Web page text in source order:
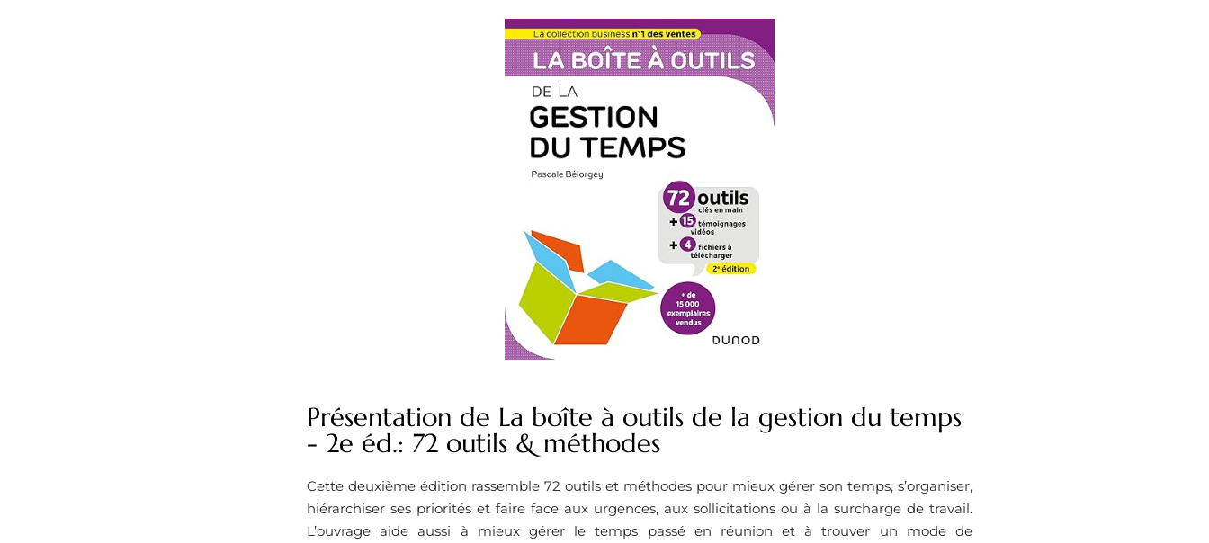
Présentation de La boîte à outils de la gestion du temps
- 2e éd.: 72 outils & méthodes
Cette deuxième édition rassemble 72 outils et méthodes pour mieux gérer son temps, s’organiser,
hiérarchiser ses priorités et faire face aux urgences, aux sollicitations ou à la surcharge de travail.
L’ouvrage aide aussi à mieux gérer le temps passé en réunion et à trouver un mode de